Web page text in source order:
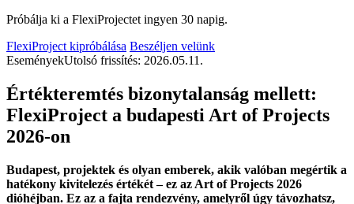
Próbálja ki a FlexiProjectet ingyen 30 napig.
FlexiProject kipróbálása Beszéljen velünk
EseményekUtolsó frissítés: 2026.05.11.
Értékteremtés bizonytalanság mellett:
FlexiProject a budapesti Art of Projects
2026-on
Budapest, projektek és olyan emberek, akik valóban megértik a
hatékony kivitelezés értékét – ez az Art of Projects 2026
dióhéjban. Ez az a fajta rendezvény, amelyről úgy távozhatsz,